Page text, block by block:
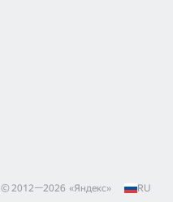
© 2012—2026 «Яндекс» RU